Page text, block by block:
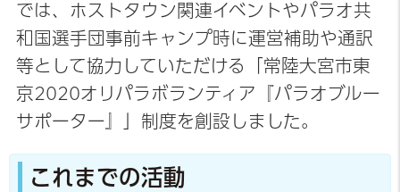
では、ホストタウン関連イベントやパラオ共
和国選手団事前キャンプ時に運営補助や通訳
等として協力していただける「常陸大宮市東
京2020オリパラボランティア『パラオブルー
サポーター』」制度を創設しました。
これまでの活動